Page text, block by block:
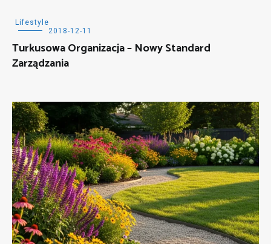
Lifestyle
2018-12-11
Turkusowa Organizacja – Nowy Standard
Zarządzania